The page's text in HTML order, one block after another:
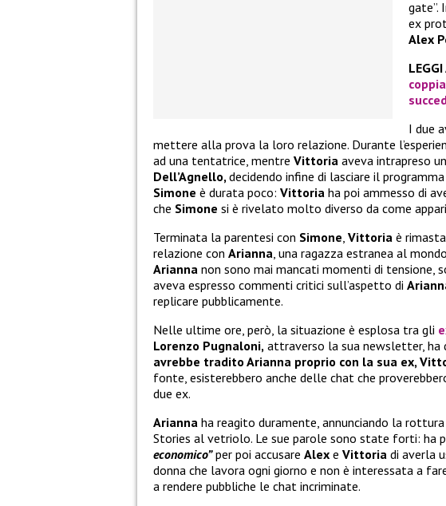
gate”.
ex
Alex
LEGGI
I due
mettere alla prova la loro relazione. Durante
ad una tentatrice, mentre Vittoria aveva intrapreso
Dell’Agnello,decidendo infine di lasciare il
Simone è durata poco: Vittoria ha poi ammesso di
che Simone si è rivelato molto diverso da come
Terminata la parentesi con Simone, Vittoria è
relazione con Arianna, una ragazza estranea al
Arianna non sono mai mancati momenti di tensione,
aveva espresso commenti critici sull’aspetto di
replicare pubblicamente.
Nelle ultime ore, però, la situazione è esplosa tra gli
Lorenzo Pugnaloni, attraverso la sua newsletter, ha
avrebbe tradito Arianna proprio con la sua ex,
fonte, esisterebbero anche delle chat che
due ex.
Arianna ha reagito duramente, annunciando la
Stories al vetriolo. Le sue parole sono state forti: ha
economico”per poi accusare Alex e Vittoria di averla
donna che lavora ogni giorno e non è interessata a
a rendere pubbliche le chat incriminate.